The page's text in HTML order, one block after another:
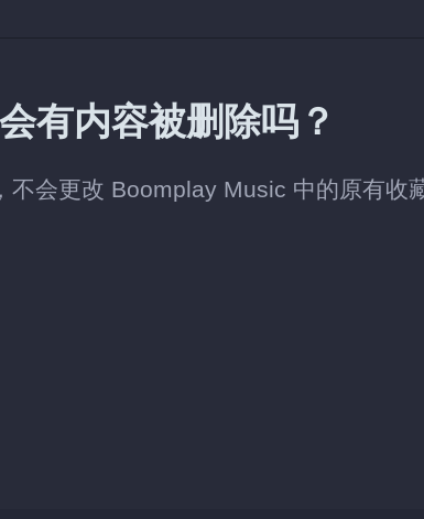
有内容被删除吗？
会更改 Boomplay Music 中的原有收藏